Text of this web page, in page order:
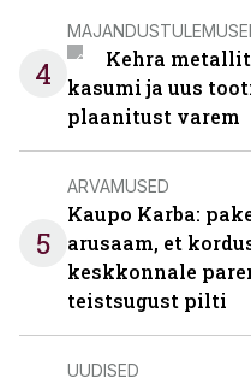
4
Kehra
kasumi ja uus
plaanitust varem
5
ARVAMUSED
Kaupo Karba:
arusaam, et
keskkonnale
teistsugust pilti
UUDISED